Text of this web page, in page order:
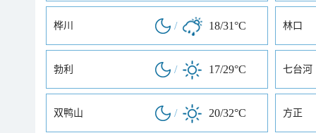
桦川 / 18/31°C 林口
勃利 / 17/29°C 七台河
双鸭山 / 20/32°C 方正